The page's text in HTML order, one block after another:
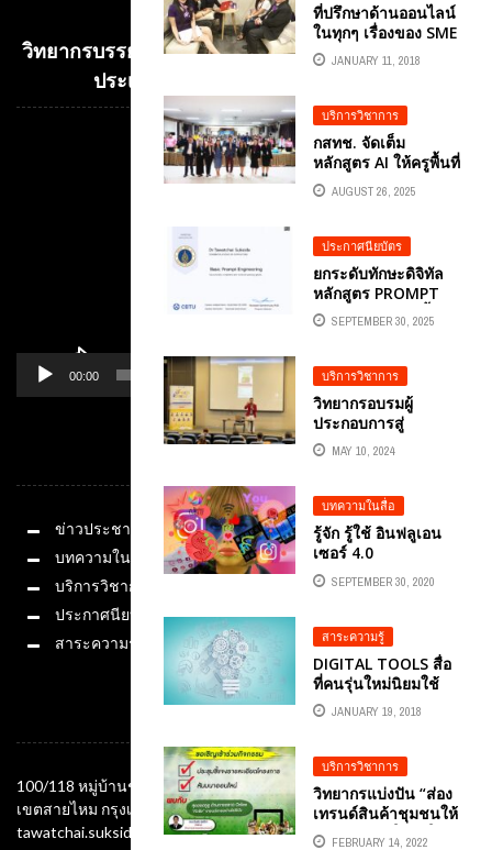
ที่ปรึกษาด้านออนไลน์
ในทุกๆ เรื่องของ SME
JANUARY 11, 2018
บริการวิชาการ
กสทช. จัดเต็ม
หลักสูตร AI ให้ครูพื้นที่
การศึกษาจังหวัด
ปทุมธานี เพื่อยกระดับ
ห้องเรียนแห่งอนาคต
ในยุค AI วิทยากร
ผู้ทรงคุณวุฒิ อ.ดร.ต้น
รัก ธวัชชัย สุขสีดา ที่
ปรึกษาคณะ
AUGUST 26, 2025
ประกาศนียบัตร
ยกระดับทักษะดิจิทัล
หลักสูตร PROMPT
ENGINEERING พื้น
ฐานสู่การประยุกต์ใช้
กับวิทยากรด้านปัญญา
ประดิษฐ์ AI อ.ดร.ต้น
รัก ธวัชชัย สุขสีดา
วิทยาผู้ทรงคุณวุฒิ
ด้านปัญญาประดิษฐ์
ประสบการณ์จริงที่มี
ใบ ...
SEPTEMBER 30, 2025
บริการวิชาการ
วิทยากรอบรมผู้
ประกอบการสู่
เศรษฐกิจกระแสใหม่
UPSKILL &
ธวัชชัย สุขสีดา
วิทยากรด้านการ
ตลาดออนไลน์ และ
ผู้ทรงคุณวุฒิด้าน
ดิจิทัล
MAY 10, 2024
บทความในสื่อ
รู้จัก รู้ใช้ อินฟลูเอน
เซอร์ 4.0
SEPTEMBER 30, 2020
สาระความรู้
DIGITAL TOOLS สื่อ
ที่คนรุ่นใหม่นิยมใช้
JANUARY 19, 2018
บริการวิชาการ
วิทยากรแบ่งปัน “ส่อง
เทรนด์สินค้าชุมชนให้
รู้ ชูการขายให้ปังใน
FEBRUARY 14, 2022
วิทยากรบรรยาย E-COMMERCE เพื่อการค้าระหว่าง
ประเทศ อ.ดร.ต้นรัก ธวัชชัย สุขสีดา
00:00 01:14
ข่าวประชาสัมพันธ์
บทความในสื่อ
บริการวิชาการ
ประกาศนียบัตร
สาระความรู้
100/118 หมู่บ้านชัยพฤกษ์ ซอยออเงิน แขวงออเงิน
เขตสายไหม กรุงเทพมหานคร 10220
tawatchai.suksida@gmail.com